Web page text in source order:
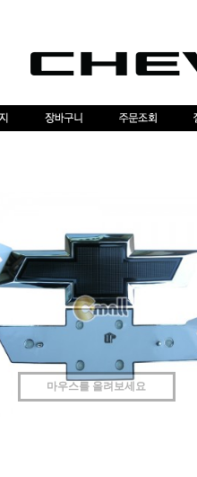
마우스를 올려보세요